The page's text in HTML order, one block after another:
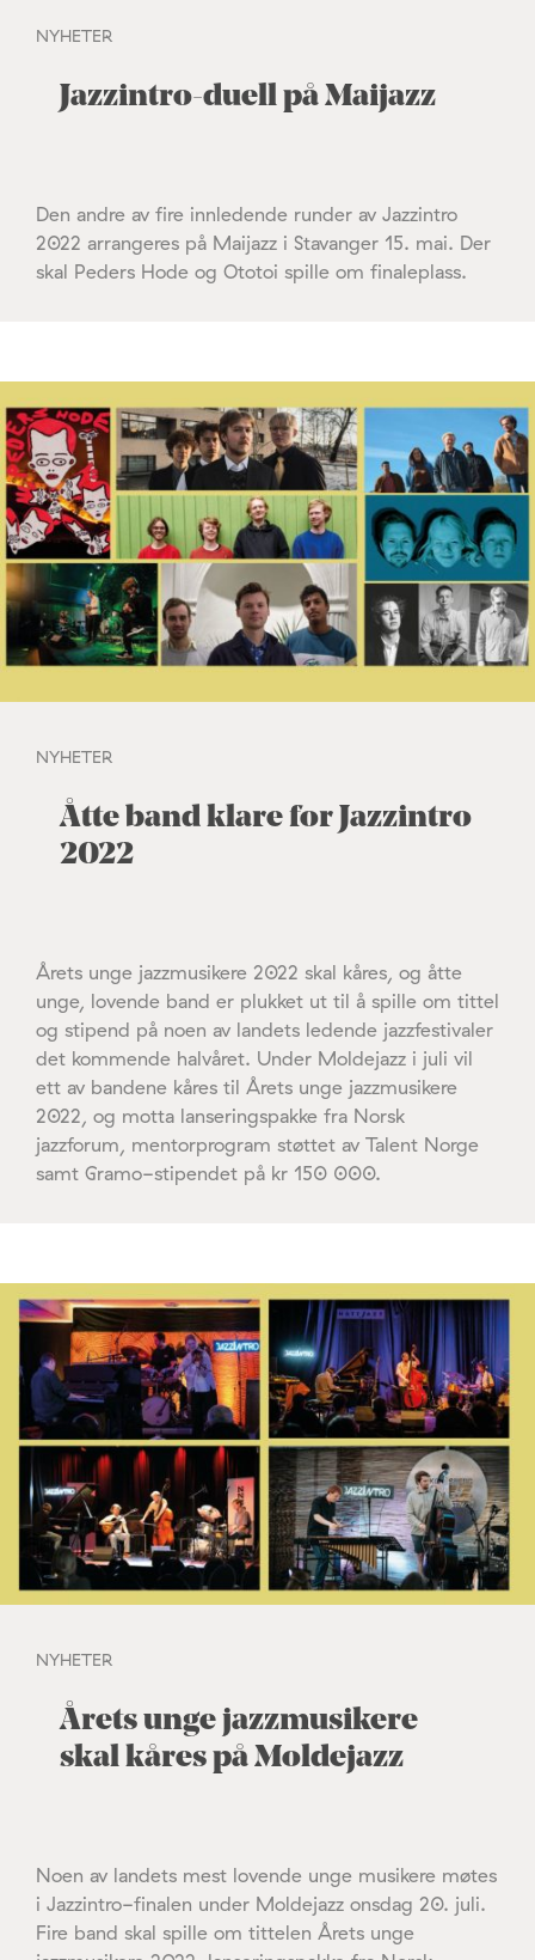
NYHETER
Jazzintro-duell på Maijazz
Den andre av fire innledende runder av Jazzintro
2022 arrangeres på Maijazz i Stavanger 15. mai. Der
skal Peders Hode og Ototoi spille om finaleplass.
NYHETER
Åtte band klare for Jazzintro
2022
Årets unge jazzmusikere 2022 skal kåres, og åtte
unge, lovende band er plukket ut til å spille om tittel
og stipend på noen av landets ledende jazzfestivaler
det kommende halvåret. Under Moldejazz i juli vil
ett av bandene kåres til Årets unge jazzmusikere
2022, og motta lanseringspakke fra Norsk
jazzforum, mentorprogram støttet av Talent Norge
samt Gramo-stipendet på kr 150 000.
NYHETER
Årets unge jazzmusikere
skal kåres på Moldejazz
Noen av landets mest lovende unge musikere møtes
i Jazzintro-finalen under Moldejazz onsdag 20. juli.
Fire band skal spille om tittelen Årets unge